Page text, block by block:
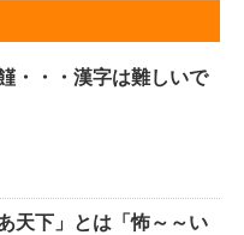
・・・漢字は難しいで
天下」とは「怖～～い